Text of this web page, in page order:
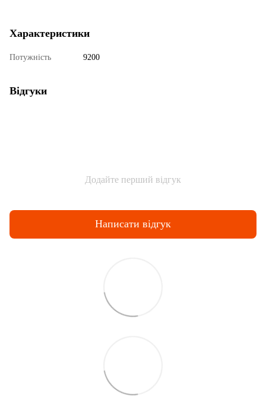
Характеристики
Потужність 9200
Відгуки
Додайте перший відгук
Написати відгук